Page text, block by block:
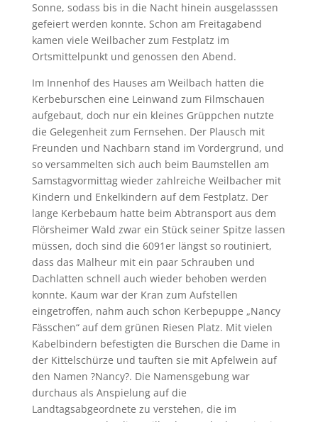
Sonne, sodass bis in die Nacht hinein ausgelasssen
gefeiert werden konnte. Schon am Freitagabend
kamen viele Weilbacher zum Festplatz im
Ortsmittelpunkt und genossen den Abend.
Im Innenhof des Hauses am Weilbach hatten die
Kerbeburschen eine Leinwand zum Filmschauen
aufgebaut, doch nur ein kleines Grüppchen nutzte
die Gelegenheit zum Fernsehen. Der Plausch mit
Freunden und Nachbarn stand im Vordergrund, und
so versammelten sich auch beim Baumstellen am
Samstagvormittag wieder zahlreiche Weilbacher mit
Kindern und Enkelkindern auf dem Festplatz. Der
lange Kerbebaum hatte beim Abtransport aus dem
Flörsheimer Wald zwar ein Stück seiner Spitze lassen
müssen, doch sind die 6091er längst so routiniert,
dass das Malheur mit ein paar Schrauben und
Dachlatten schnell auch wieder behoben werden
konnte. Kaum war der Kran zum Aufstellen
eingetroffen, nahm auch schon Kerbepuppe „Nancy
Fässchen“ auf dem grünen Riesen Platz. Mit vielen
Kabelbindern befestigten die Burschen die Dame in
der Kittelschürze und tauften sie mit Apfelwein auf
den Namen ?Nancy?. Die Namensgebung war
durchaus als Anspielung auf die
Landtagsabgeordnete zu verstehen, die im